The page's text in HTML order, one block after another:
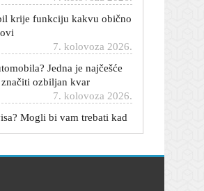
Jedna je najčešće
značiti ozbiljan kvar
7. kolovoza 2026.
Mogli bi vam trebati kad